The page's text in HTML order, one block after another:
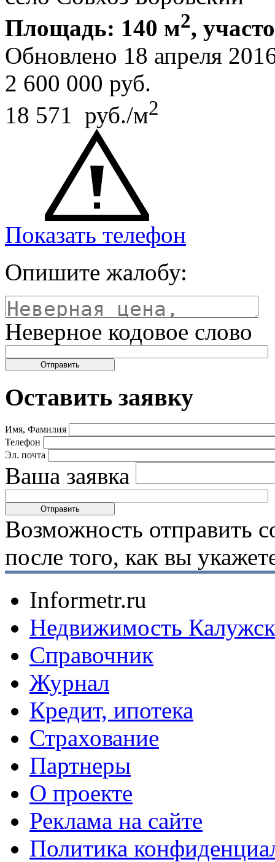
Площадь: 140 м2,
Обновлено 18 апреля
2 600 000 руб.
18 571 руб./м2
Показать телефон
Опишите жалобу:
Неверное кодовое слово
Оставить заявку
Имя, Фамилия
Телефон
Эл. почта
Ваша заявка
Возможность отправить
после того, как вы
Informetr.ru
Недвижимость
Справочник
Журнал
Кредит, ипотека
Страхование
Партнеры
O проекте
Реклама на сайте
Политика